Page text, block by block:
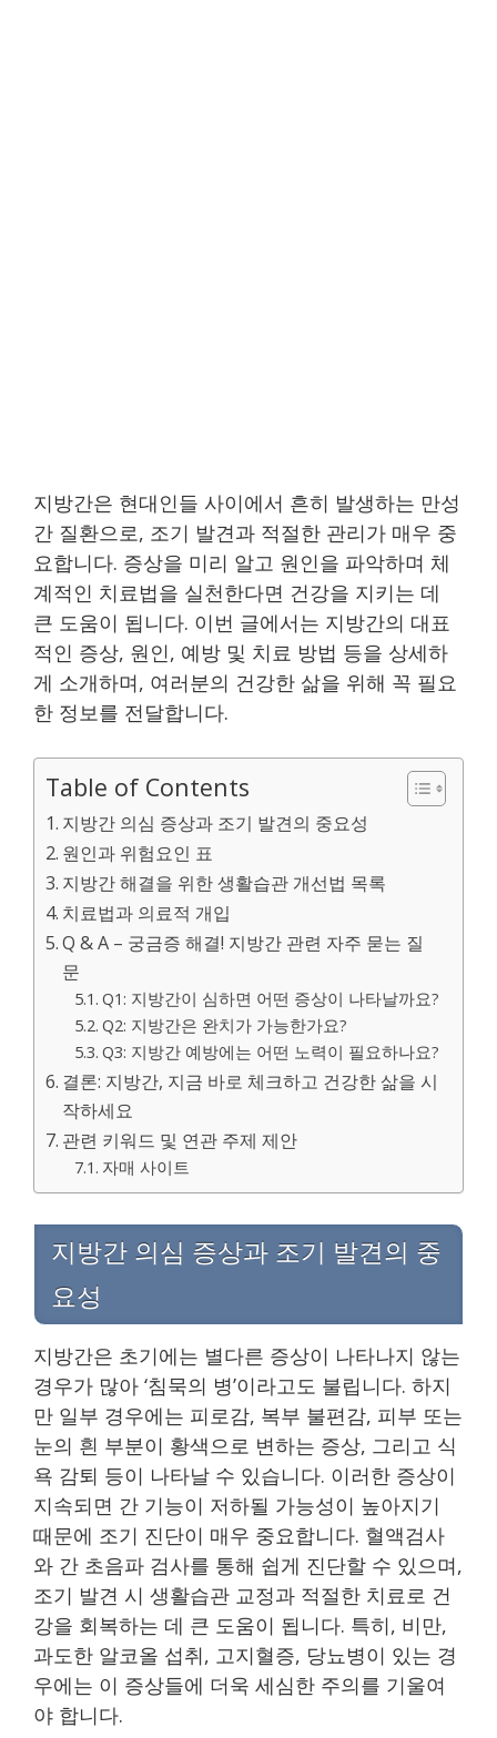
지방간은 현대인들 사이에서 흔히 발생하는 만성
간 질환으로, 조기 발견과 적절한 관리가 매우 중
요합니다. 증상을 미리 알고 원인을 파악하며 체
계적인 치료법을 실천한다면 건강을 지키는 데
큰 도움이 됩니다. 이번 글에서는 지방간의 대표
적인 증상, 원인, 예방 및 치료 방법 등을 상세하
게 소개하며, 여러분의 건강한 삶을 위해 꼭 필요
한 정보를 전달합니다.
Table of Contents
지방간 의심 증상과 조기 발견의 중요성
원인과 위험요인 표
지방간 해결을 위한 생활습관 개선법 목록
치료법과 의료적 개입
Q & A – 궁금증 해결! 지방간 관련 자주 묻는 질
문
Q1: 지방간이 심하면 어떤 증상이 나타날까요?
Q2: 지방간은 완치가 가능한가요?
Q3: 지방간 예방에는 어떤 노력이 필요하나요?
결론: 지방간, 지금 바로 체크하고 건강한 삶을 시
작하세요
관련 키워드 및 연관 주제 제안
자매 사이트
지방간 의심 증상과 조기 발견의 중
요성
지방간은 초기에는 별다른 증상이 나타나지 않는
경우가 많아 ‘침묵의 병’이라고도 불립니다. 하지
만 일부 경우에는 피로감, 복부 불편감, 피부 또는
눈의 흰 부분이 황색으로 변하는 증상, 그리고 식
욕 감퇴 등이 나타날 수 있습니다. 이러한 증상이
지속되면 간 기능이 저하될 가능성이 높아지기
때문에 조기 진단이 매우 중요합니다. 혈액검사
와 간 초음파 검사를 통해 쉽게 진단할 수 있으며,
조기 발견 시 생활습관 교정과 적절한 치료로 건
강을 회복하는 데 큰 도움이 됩니다. 특히, 비만,
과도한 알코올 섭취, 고지혈증, 당뇨병이 있는 경
우에는 이 증상들에 더욱 세심한 주의를 기울여
야 합니다.